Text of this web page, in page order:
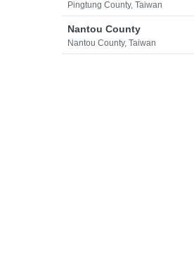
Pingtung County, Taiwan
Nantou County
Nantou County, Taiwan